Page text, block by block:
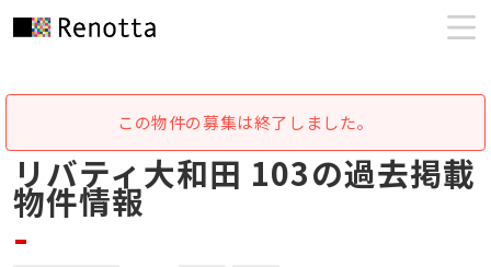
この物件の募集は終了しました。
リバティ大和田 103の過去掲載
物件情報
-